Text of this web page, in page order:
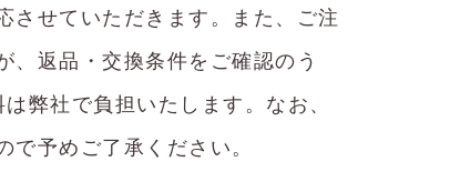
させていただきます。また、ご注
、返品・交換条件をご確認のう
弊社で負担いたします。なお、
予めご了承ください。